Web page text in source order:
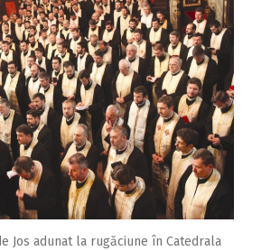
Jos adunat la rugăciune în Catedrala